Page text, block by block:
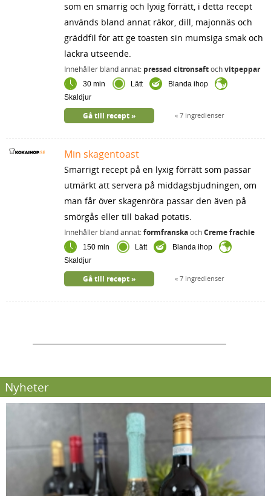
som en smarrig och lyxig förrätt, i detta recept
används bland annat räkor, dill, majonnäs och
gräddfil för att ge toasten sin mumsiga smak och
läckra utseende.
Innehåller bland annat: pressad citronsaftochvitpeppar
30 min Lätt
Blanda ihop
Skaldjur
7 ingredienser
Gå till recept
Min skagentoast
Smarrigt recept på en lyxig förrätt som passar
utmärkt att servera på middagsbjudningen, om
man får över skagenröra passar den även på
smörgås eller till bakad potatis.
Innehåller bland annat:formfranskaochCreme frachie
150 min Lätt
Blanda ihop
Skaldjur
7 ingredienser
Gå till recept
Nyheter